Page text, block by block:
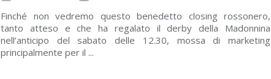
Finché non vedremo questo benedetto closing rossonero,
tanto atteso e che ha regalato il derby della Madonnina
nell’anticipo del sabato delle 12.30, mossa di marketing
principalmente per il ...